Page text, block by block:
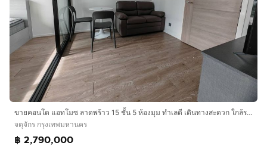
ขายคอนโด แอทโมซ ลาดพร้าว 15 ชั้น 5 ห้องมุม ทำเลดี เดินทางสะดวก ใกล้รถไฟฟ้า MRT ลาดพร้าว
จตุจักร กรุงเทพมหานคร
฿ 2,790,000